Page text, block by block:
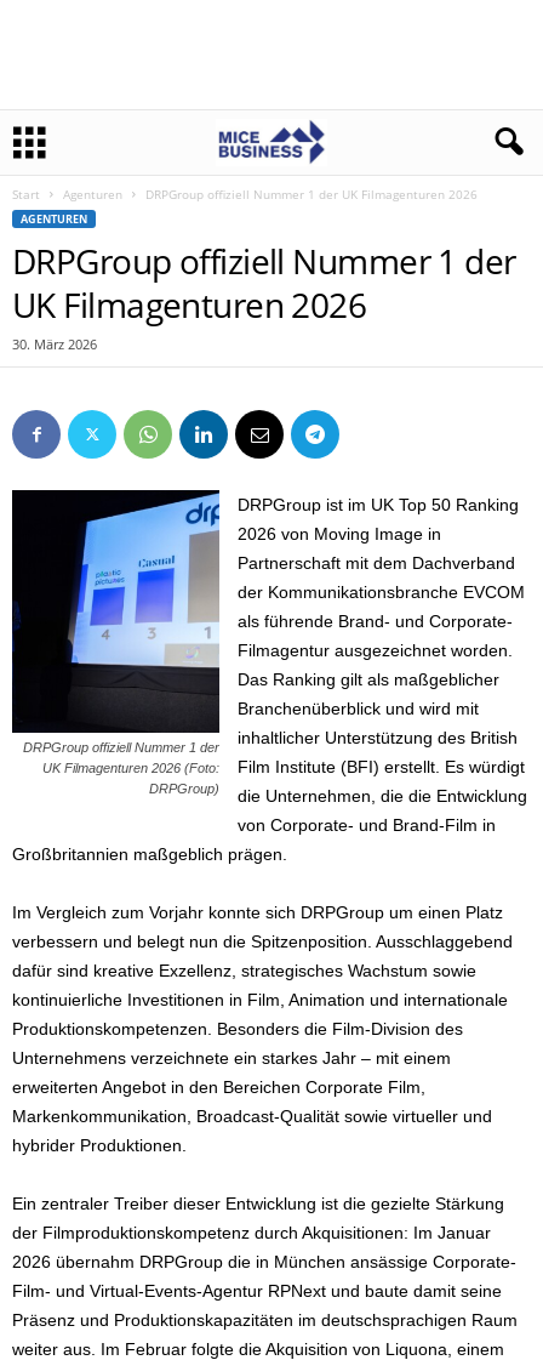
Start Agenturen DRPGroup offiziell Nummer 1 der UK Filmagenturen 2026
AGENTUREN
DRPGroup offiziell Nummer 1 der
UK Filmagenturen 2026
30. März 2026
DRPGroup offiziell Nummer 1 der
UK Filmagenturen 2026 (Foto:
DRPGroup)
DRPGroup ist im UK Top 50 Ranking
2026 von Moving Image in
Partnerschaft mit dem Dachverband
der Kommunikationsbranche EVCOM
als führende Brand- und Corporate-
Filmagentur ausgezeichnet worden.
Das Ranking gilt als maßgeblicher
Branchenüberblick und wird mit
inhaltlicher Unterstützung des British
Film Institute (BFI) erstellt. Es würdigt
die Unternehmen, die die Entwicklung
von Corporate- und Brand-Film in
Großbritannien maßgeblich prägen.
Im Vergleich zum Vorjahr konnte sich DRPGroup um einen Platz
verbessern und belegt nun die Spitzenposition. Ausschlaggebend
dafür sind kreative Exzellenz, strategisches Wachstum sowie
kontinuierliche Investitionen in Film, Animation und internationale
Produktionskompetenzen. Besonders die Film-Division des
Unternehmens verzeichnete ein starkes Jahr – mit einem
erweiterten Angebot in den Bereichen Corporate Film,
Markenkommunikation, Broadcast-Qualität sowie virtueller und
hybrider Produktionen.
Ein zentraler Treiber dieser Entwicklung ist die gezielte Stärkung
der Filmproduktionskompetenz durch Akquisitionen: Im Januar
2026 übernahm DRPGroup die in München ansässige Corporate-
Film- und Virtual-Events-Agentur RPNext und baute damit seine
Präsenz und Produktionskapazitäten im deutschsprachigen Raum
weiter aus. Im Februar folgte die Akquisition von Liquona, einem